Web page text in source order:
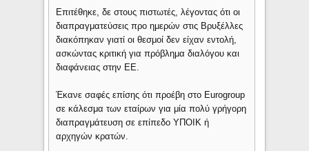
Επιτέθηκε, δε στους πιστωτές, λέγοντας ότι οι
διαπραγματεύσεις προ ημερών στις Βρυξέλλες
διακόπηκαν γιατί οι θεσμοί δεν είχαν εντολή,
ασκώντας κριτική για πρόβλημα διαλόγου και
διαφάνειας στην ΕΕ.
Έκανε σαφές επίσης ότι προέβη στο Eurogroup
σε κάλεσμα των εταίρων για μία πολύ γρήγορη
διαπραγμάτευση σε επίπεδο ΥΠΟΙΚ ή
αρχηγών κρατών.